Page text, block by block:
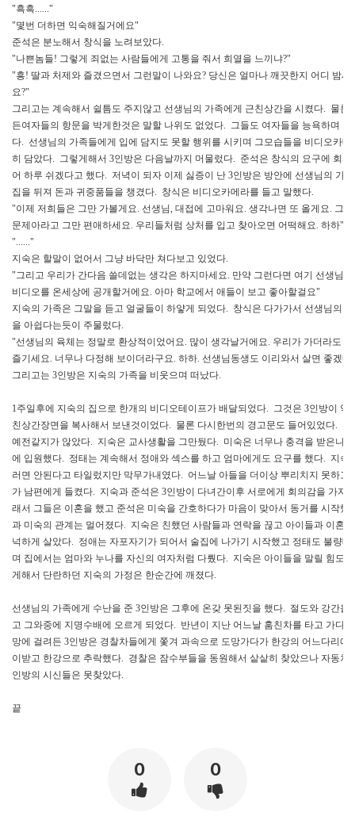
"흑흑......"
"몇번 더하면 익숙해질거에요"
준석은 분노해서 창식을 노려보았다.
"나쁜놈들! 그렇게 죄없는 사람들에게 고통을 줘서 희열을 느끼냐?"
"흥! 딸과 처제와 즐겼으면서 그런말이 나와요? 당신은 얼마나 깨끗한지 어디 밤새
요?"
그리고는 계속해서 쉴틈도 주지않고 선생님의 가족에게 근친상간을 시켰다. 물론
든여자들의 항문을 박게한것은 말할 나위도 없었다. 그들도 여자들을 능욕하며 질
다. 선생님의 가족들에게 입에 담지도 못할 행위를 시키며 그모습들을 비디오카메
히 담았다. 그렇게해서 3인방은 다음날까지 머물렀다. 준석은 창식의 요구에 회사
어 하루 쉬겠다고 했다. 저녁이 되자 이제 싫증이 난 3인방은 방안에 선생님의 가
집을 뒤져 돈과 귀중품들을 챙겼다. 창식은 비디오카메라를 들고 말했다.
"이제 저희들은 그만 가볼게요. 선생님, 대접에 고마워요. 생각나면 또 올게요. 그
문제아라고 그만 편애하세요. 우리들처럼 상처를 입고 찾아오면 어떡해요. 하하"
"......"
지숙은 할말이 없어서 그냥 바닥만 쳐다보고 있었다.
"그리고 우리가 간다음 쓸데없는 생각은 하지마세요. 만약 그런다면 여기 선생님
비디오를 온세상에 공개할거에요. 아마 학교에서 애들이 보고 좋아할걸요"
지숙의 가족은 그말을 듣고 얼굴들이 하얗게 되었다. 창식은 다가가서 선생님의
을 아쉽다는듯이 주물렀다.
"선생님의 육체는 정말로 환상적이었어요. 많이 생각날거에요. 우리가 가더라도
즐기세요. 너무나 다정해 보이더라구요. 하하. 선생님동생도 이리와서 살면 좋겠네"
그리고는 3인방은 지숙의 가족을 비웃으며 떠났다.
1주일후에 지숙의 집으로 한개의 비디오테이프가 배달되었다. 그것은 3인방이 약
친상간장면을 복사해서 보낸것이었다. 물론 다시한번의 경고문도 들어있었다. 지
예전같지가 않았다. 지숙은 교사생활을 그만뒀다. 미숙은 너무나 충격을 받은나
에 입원했다. 정태는 계속해서 정애와 섹스를 하고 엄마에게도 요구를 했다. 지숙
러면 안된다고 타일렀지만 막무가내였다. 어느날 아들을 더이상 뿌리치지 못하고
가 남편에게 들켰다. 지숙과 준석은 3인방이 다녀간이후 서로에게 회의감을 가지
래서 그들은 이혼을 했고 준석은 미숙을 간호하다가 마음이 맞아서 동거를 시작했
과 미숙의 관계는 멀어졌다. 지숙은 친했던 사람들과 연락을 끊고 아이들과 이혼
넉하게 살았다. 정애는 자포자기가 되어서 술집에 나가기 시작했고 정태도 불량배
며 집에서는 엄마와 누나를 자신의 여자처럼 다뤘다. 지숙은 아이들을 말릴 힘도
게해서 단란하던 지숙의 가정은 한순간에 깨졌다.
선생님의 가족에게 수난을 준 3인방은 그후에 온갖 못된짓을 했다. 절도와 강간을
고 그와중에 지명수배에 오르게 되었다. 반년이 지난 어느날 훔친차를 타고 가다
망에 걸려든 3인방은 경찰차들에게 쫓겨 과속으로 도망가다가 한강의 어느다리에
이받고 한강으로 추락했다. 경찰은 잠수부들을 동원해서 샅샅히 찾았으나 자동차
인방의 시신들은 못찾았다.
끝
0 0